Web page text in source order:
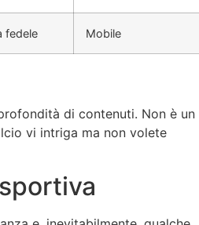
fedele Mobile
di contenuti. Non è un
vi intriga ma non volete